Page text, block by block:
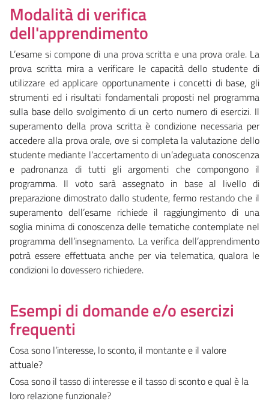
Modalità di verifica
dell'apprendimento
L’esame si compone di una prova scritta e una prova orale. La
prova scritta mira a verificare le capacità dello studente di
utilizzare ed applicare opportunamente i concetti di base, gli
strumenti ed i risultati fondamentali proposti nel programma
sulla base dello svolgimento di un certo numero di esercizi. Il
superamento della prova scritta è condizione necessaria per
accedere alla prova orale, ove si completa la valutazione dello
studente mediante l’accertamento di un’adeguata conoscenza
e padronanza di tutti gli argomenti che compongono il
programma. Il voto sarà assegnato in base al livello di
preparazione dimostrato dallo studente, fermo restando che il
superamento dell’esame richiede il raggiungimento di una
soglia minima di conoscenza delle tematiche contemplate nel
programma dell’insegnamento. La verifica dell’apprendimento
potrà essere effettuata anche per via telematica, qualora le
condizioni lo dovessero richiedere.
Esempi di domande e/o esercizi
frequenti
Cosa sono l’interesse, lo sconto, il montante e il valore
attuale?
Cosa sono il tasso di interesse e il tasso di sconto e qual è la
loro relazione funzionale?